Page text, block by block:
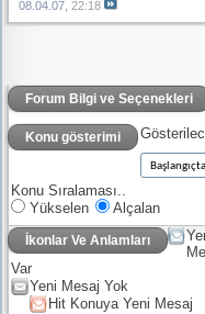
08.04.07, 22:18
Forum Bilgi ve Seçenekleri
Konu gösterimi
Konu Sıralaması..
Yükselen
Alçalan
İkonlar Ve Anlamları
Var
Yeni Mesaj Yok
Hit Konuya Yeni Mesaj